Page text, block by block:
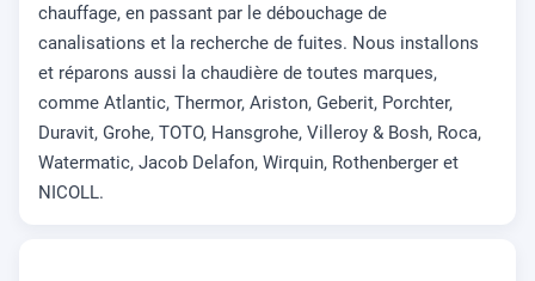
chauffage, en passant par le débouchage de
canalisations et la recherche de fuites. Nous installons
et réparons aussi la chaudière de toutes marques,
comme Atlantic, Thermor, Ariston, Geberit, Porchter,
Duravit, Grohe, TOTO, Hansgrohe, Villeroy & Bosh, Roca,
Watermatic, Jacob Delafon, Wirquin, Rothenberger et
NICOLL.